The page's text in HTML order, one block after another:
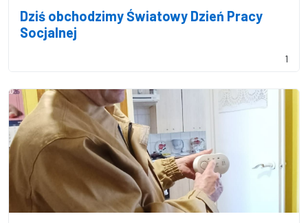
Dziś obchodzimy Światowy Dzień Pracy
Socjalnej
1